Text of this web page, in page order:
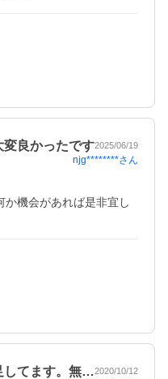
変良かったです2025/06/19
njg********さん
か機会があれば是非宜し
してます。無…2020/10/12